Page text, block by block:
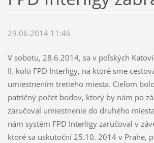
29.06.2014 11:46
V sobotu, 28.6.2014, sa v poľských
II. kolo FPD Interligy, na ktoré sme
umiestnením tretieho miesta. Cieľom
patričný počet bodov, ktorý by nám po
zaručoval umiestnenie do druhého
nám systém FPD Interligy zaručoval v
ktoré sa uskutoční 25.10. 2014 v Prahe,